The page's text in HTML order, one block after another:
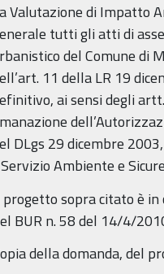
Valutazione di Impatto
tutti gli atti di
del Comune di
11 della LR 19
ai sensi degli
DLgs 29 dicembre
Ambiente e
sopra citato è
BUR n. 58 del 14/4/
della domanda, del